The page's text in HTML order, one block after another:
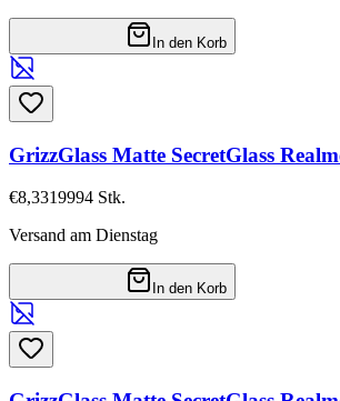
In den Korb
GrizzGlass Matte SecretGlass
€8,3319994 Stk.
Versand am Dienstag
In den Korb